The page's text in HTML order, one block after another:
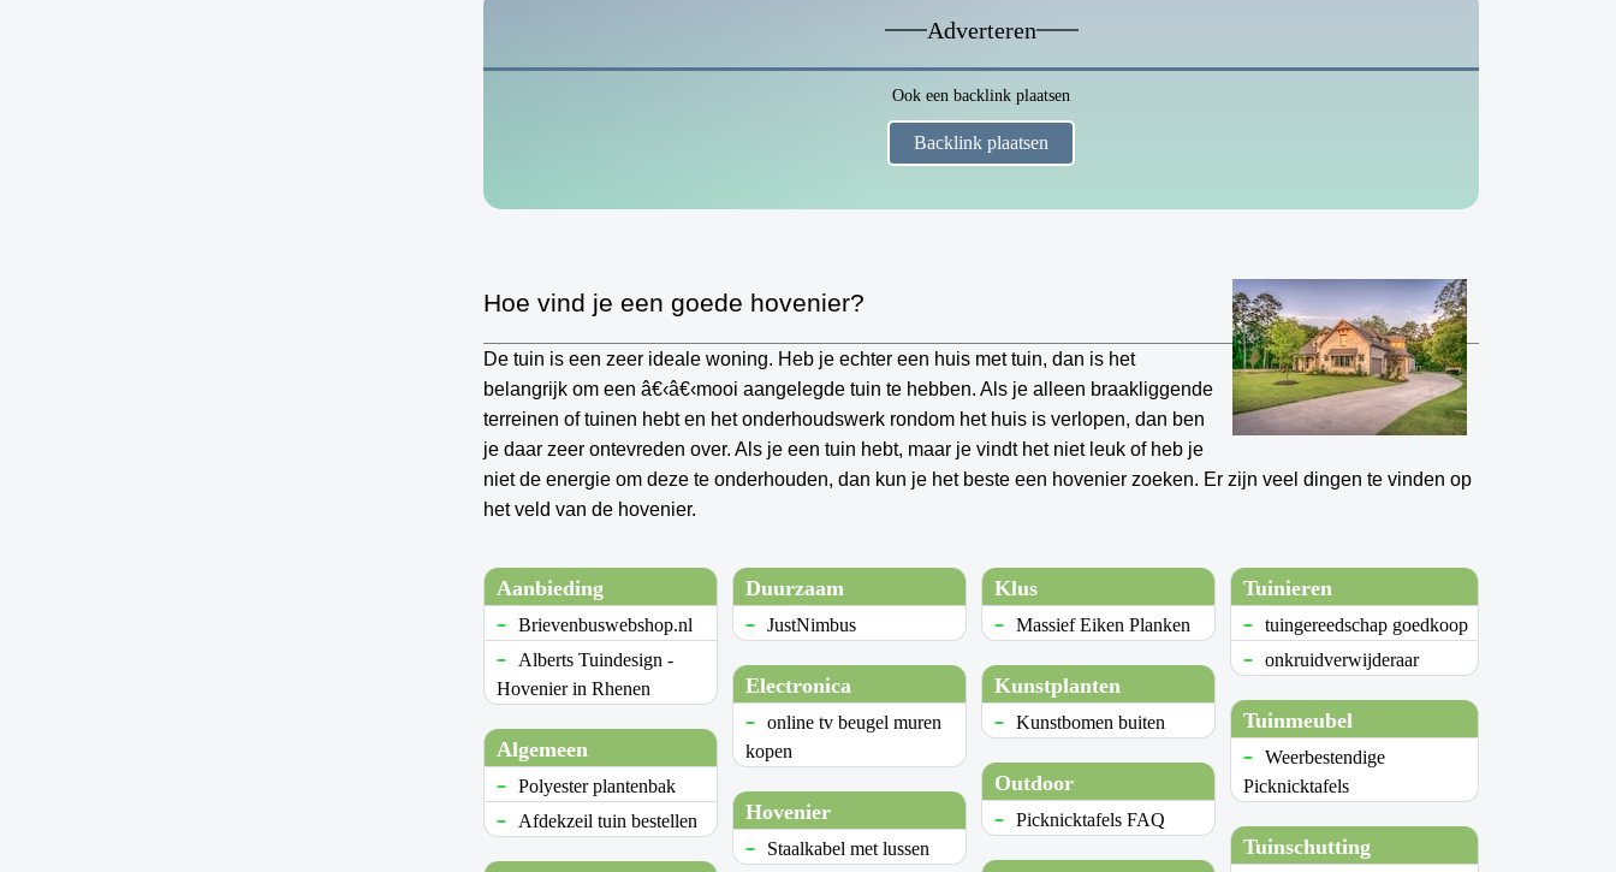
Adverteren
Ook een backlink plaatsen
Backlink plaatsen
Hoe vind je een goede hovenier?
De tuin is een zeer ideale woning. Heb je echter een huis met tuin, dan is het
belangrijk om een â€‹â€‹mooi aangelegde tuin te hebben. Als je alleen braakliggende
terreinen of tuinen hebt en het onderhoudswerk rondom het huis is verlopen, dan ben
je daar zeer ontevreden over. Als je een tuin hebt, maar je vindt het niet leuk of heb je
niet de energie om deze te onderhouden, dan kun je het beste een hovenier zoeken. Er zijn veel dingen te vinden op
het veld van de hovenier.
Aanbieding
Brievenbuswebshop.nl
Alberts Tuindesign -
Hovenier in Rhenen
Algemeen
Polyester plantenbak
Afdekzeil tuin bestellen
Duurzaam
JustNimbus
Electronica
online tv beugel muren
kopen
Hovenier
Staalkabel met lussen
Klus
Massief Eiken Planken
Kunstplanten
Kunstbomen buiten
Outdoor
Picknicktafels FAQ
Tuinieren
tuingereedschap goedkoop
onkruidverwijderaar
Tuinmeubel
Weerbestendige
Picknicktafels
Tuinschutting